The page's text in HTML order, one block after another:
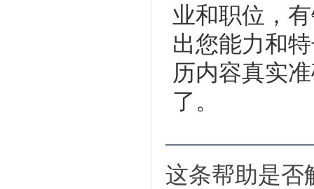
业和职位，
出您能力和
历内容真实
了。
这条帮助是否